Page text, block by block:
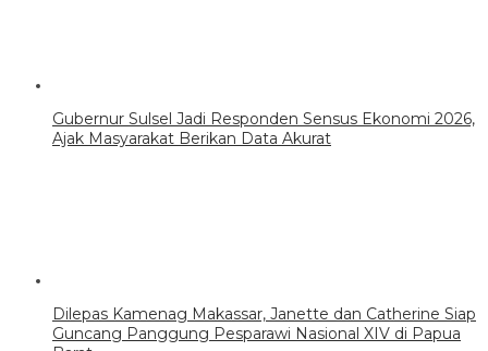
Gubernur Sulsel Jadi Responden Sensus Ekonomi 2026,
Ajak Masyarakat Berikan Data Akurat
Dilepas Kamenag Makassar, Janette dan Catherine Siap
Guncang Panggung Pesparawi Nasional XIV di Papua